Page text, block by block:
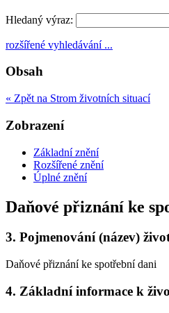
Hledaný výraz:
rozšířené vyhledávání ...
Obsah
« Zpět na Strom životních situací
Zobrazení
Základní znění
Rozšířené znění
Úplné znění
Daňové přiznání ke
3. Pojmenování (název)
Daňové přiznání ke spotřební dani
4. Základní informace k